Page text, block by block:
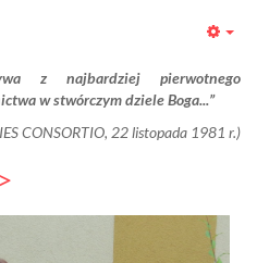
z najbardziej pierwotnego
w stwórczym dziele Boga...”
CONSORTIO, 22 listopada 1981 r.)